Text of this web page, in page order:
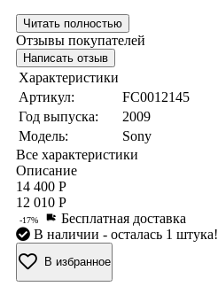
Читать полностью
Отзывы покупателей
Написать отзыв
Характеристики
Артикул:
FC0012145
Год выпуска:
2009
Модель:
Sony
Все характеристики
Описание
14 400 Р
12 010 Р
-17%
Бесплатная доставка
В наличии - осталась 1 штука!
В избранное